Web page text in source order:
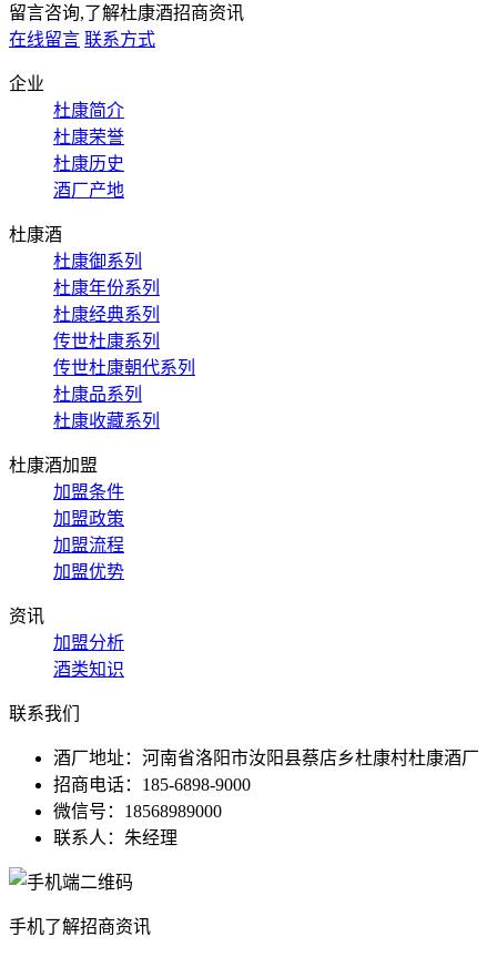
留言咨询,了解杜康酒招商资讯
在线留言 联系方式
企业
杜康简介
杜康荣誉
杜康历史
酒厂产地
杜康酒
杜康御系列
杜康年份系列
杜康经典系列
传世杜康系列
传世杜康朝代系列
杜康品系列
杜康收藏系列
杜康酒加盟
加盟条件
加盟政策
加盟流程
加盟优势
资讯
加盟分析
酒类知识
联系我们
酒厂地址：河南省洛阳市汝阳县蔡店乡杜康村杜康酒厂
招商电话：185-6898-9000
微信号：18568989000
联系人：朱经理
手机了解招商资讯